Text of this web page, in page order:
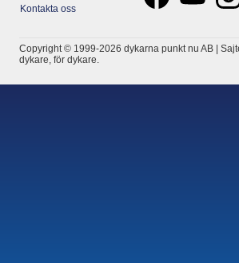
Kontakta oss
Copyright © 1999-2026 dykarna punkt nu AB |
dykare, för dykare.